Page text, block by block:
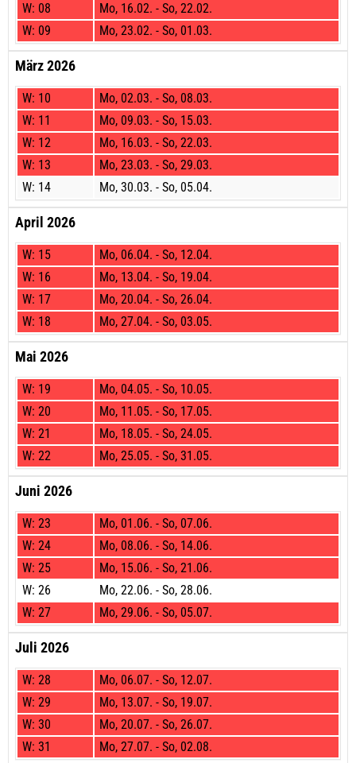
W: 08 Mo, 16.02. - So, 22.02.
W: 09 Mo, 23.02. - So, 01.03.
März 2026
W: 10 Mo, 02.03. - So, 08.03.
W: 11 Mo, 09.03. - So, 15.03.
W: 12 Mo, 16.03. - So, 22.03.
W: 13 Mo, 23.03. - So, 29.03.
W: 14 Mo, 30.03. - So, 05.04.
April 2026
W: 15 Mo, 06.04. - So, 12.04.
W: 16 Mo, 13.04. - So, 19.04.
W: 17 Mo, 20.04. - So, 26.04.
W: 18 Mo, 27.04. - So, 03.05.
Mai 2026
W: 19 Mo, 04.05. - So, 10.05.
W: 20 Mo, 11.05. - So, 17.05.
W: 21 Mo, 18.05. - So, 24.05.
W: 22 Mo, 25.05. - So, 31.05.
Juni 2026
W: 23 Mo, 01.06. - So, 07.06.
W: 24 Mo, 08.06. - So, 14.06.
W: 25 Mo, 15.06. - So, 21.06.
W: 26 Mo, 22.06. - So, 28.06.
W: 27 Mo, 29.06. - So, 05.07.
Juli 2026
W: 28 Mo, 06.07. - So, 12.07.
W: 29 Mo, 13.07. - So, 19.07.
W: 30 Mo, 20.07. - So, 26.07.
W: 31 Mo, 27.07. - So, 02.08.